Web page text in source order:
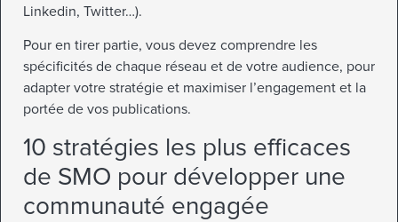
Linkedin, Twitter…).
Pour en tirer partie, vous devez comprendre les
spécificités de chaque réseau et de votre audience, pour
adapter votre stratégie et maximiser l’engagement et la
portée de vos publications.
10 stratégies les plus efficaces
de SMO pour développer une
communauté engagée